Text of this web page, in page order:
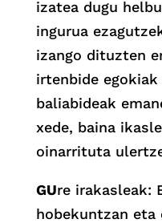
izatea dugu
ingurua
izango dituzten
irtenbide
baliabideak
xede, baina
oinarrituta
GUre irakasleak:
hobekuntzan eta